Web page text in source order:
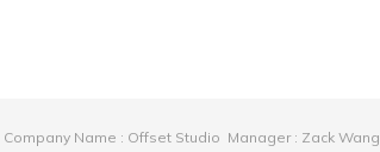
Company Name : Offset Studio Manager : Zack Wang